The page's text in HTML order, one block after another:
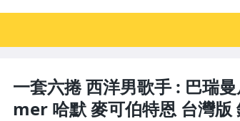
一套六捲 西洋男歌手 : 巴瑞
mer 哈默 麥可伯特恩 台灣版